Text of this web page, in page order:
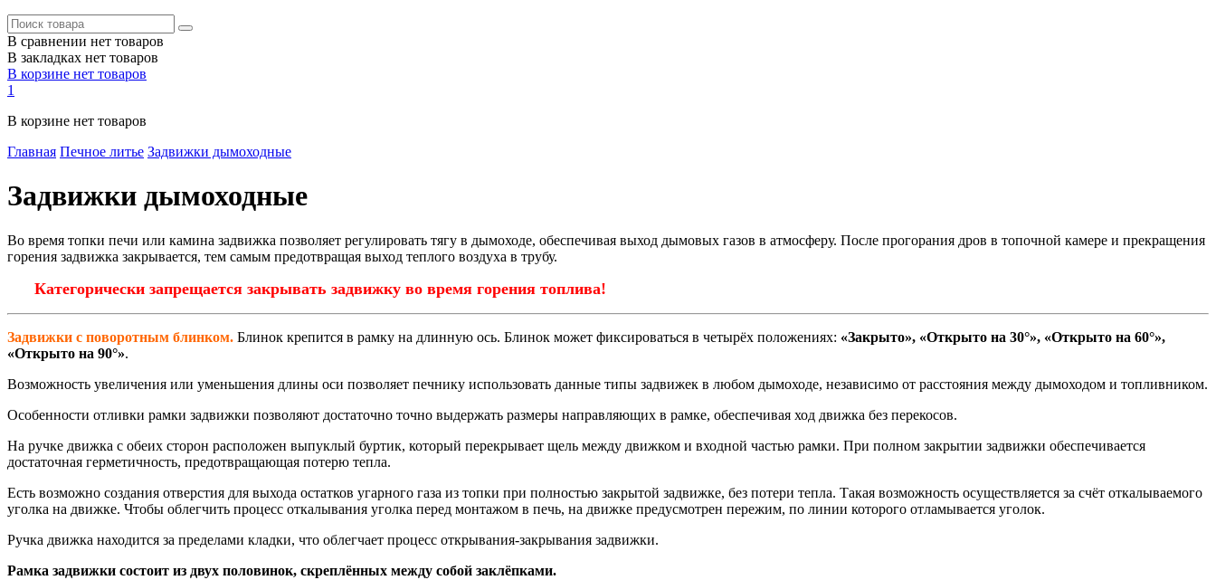
В сравнении нет товаров
В закладках нет товаров
В корзине нет товаров
1
В корзине нет товаров
Главная Печное литье Задвижки дымоходные
Задвижки дымоходные
Во время топки печи или камина задвижка позволяет регулировать тягу в дымоходе, обеспечивая выход дымовых газов в атмосферу. После прогорания дров в топочной камере и прекращения
горения задвижка закрывается, тем самым предотвращая выход теплого воздуха в трубу.
Категорически запрещается закрывать задвижку во время горения топлива!
Задвижки с поворотным блинком. Блинок крепится в рамку на длинную ось. Блинок может фиксироваться в четырёх положениях: «Закрыто», «Открыто на 30°», «Открыто на 60°»,
«Открыто на 90°».
Возможность увеличения или уменьшения длины оси позволяет печнику использовать данные типы задвижек в любом дымоходе, независимо от расстояния между дымоходом и топливником.
Особенности отливки рамки задвижки позволяют достаточно точно выдержать размеры направляющих в рамке, обеспечивая ход движка без перекосов.
На ручке движка с обеих сторон расположен выпуклый буртик, который перекрывает щель между движком и входной частью рамки. При полном закрытии задвижки обеспечивается
достаточная герметичность, предотвращающая потерю тепла.
Есть возможно создания отверстия для выхода остатков угарного газа из топки при полностью закрытой задвижке, без потери тепла. Такая возможность осуществляется за счёт откалываемого
уголка на движке. Чтобы облегчить процесс откалывания уголка перед монтажом в печь, на движке предусмотрен пережим, по линии которого отламывается уголок.
Ручка движка находится за пределами кладки, что облегчает процесс открывания-закрывания задвижки.
Рамка задвижки состоит из двух половинок, скреплённых между собой заклёпками.